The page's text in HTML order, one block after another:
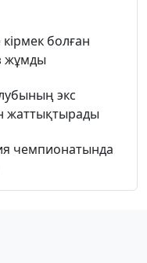
болған
жұмды
экс
жаттықтырады
чемпионатында